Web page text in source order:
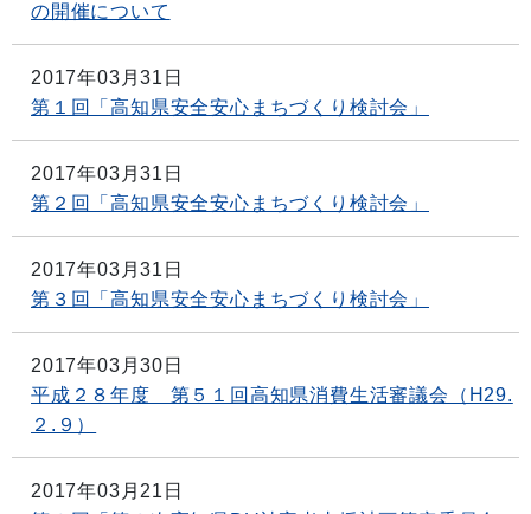
の開催について
2017年03月31日
第１回「高知県安全安心まちづくり検討会」
2017年03月31日
第２回「高知県安全安心まちづくり検討会」
2017年03月31日
第３回「高知県安全安心まちづくり検討会」
2017年03月30日
平成２８年度 第５１回高知県消費生活審議会（H29.
２.９）
2017年03月21日